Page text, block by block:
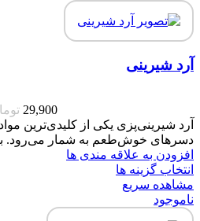
آرد شیرینی
29,900
آرد شیرینی‌پزی یکی از کلیدی‌ترین
دسرهای خوش‌طعم به شمار می‌رود. با
افزودن به علاقه مندی ها
انتخاب گزینه ها
مشاهده سریع
ناموجود